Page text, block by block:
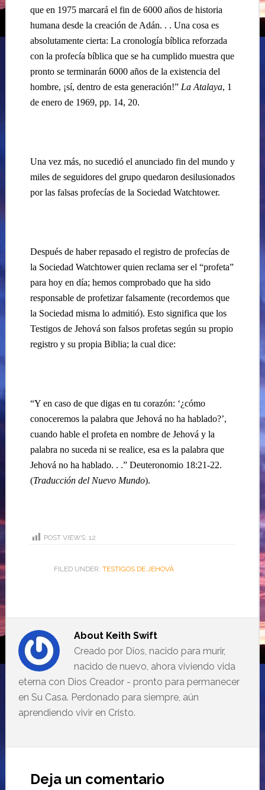
que en 1975 marcará el fin de 6000 años de historia
humana desde la creación de Adán. . . Una cosa es
absolutamente cierta: La cronología bíblica reforzada
con la profecía bíblica que se ha cumplido muestra que
pronto se terminarán 6000 años de la existencia del
hombre, ¡sí, dentro de esta generación!” La Atalaya, 1
de enero de 1969, pp. 14, 20.
Una vez más, no sucedió el anunciado fin del mundo y
miles de seguidores del grupo quedaron desilusionados
por las falsas profecías de la Sociedad Watchtower.
Después de haber repasado el registro de profecías de
la Sociedad Watchtower quien reclama ser el “profeta”
para hoy en día; hemos comprobado que ha sido
responsable de profetizar falsamente (recordemos que
la Sociedad misma lo admitió). Esto significa que los
Testigos de Jehová son falsos profetas según su propio
registro y su propia Biblia; la cual dice:
“Y en caso de que digas en tu corazón: ‘¿cómo
conoceremos la palabra que Jehová no ha hablado?’,
cuando hable el profeta en nombre de Jehová y la
palabra no suceda ni se realice, esa es la palabra que
Jehová no ha hablado. . .” Deuteronomio 18:21-22.
(Traducción del Nuevo Mundo).
POST VIEWS: 12
FILED UNDER: TESTIGOS DE JEHOVÁ
About Keith Swift
Creado por Dios, nacido para murir,
nacido de nuevo, ahora viviendo vida
eterna con Dios Creador - pronto para permanecer
en Su Casa. Perdonado para siempre, aún
aprendiendo vivir en Cristo.
Deja un comentario